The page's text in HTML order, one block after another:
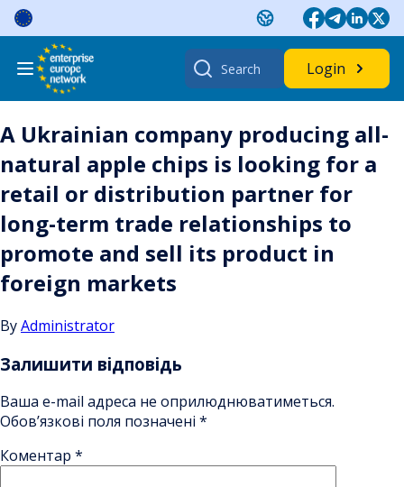
Skip
content
Search
for:
Login
A Ukrainian company producing all-
natural apple chips is looking for a
retail or distribution partner for
long-term trade relationships to
promote and sell its product in
foreign markets
ByAdministrator
Залишити відповідь
Ваша e-mail адреса не оприлюднюватиметься.
Обов’язкові поля позначені *
Коментар *